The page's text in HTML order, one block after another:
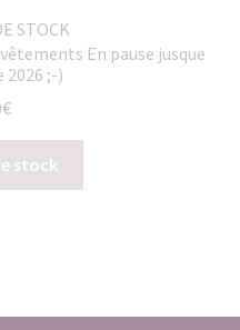
STOCK
En pause jusque
;-)
€
stock